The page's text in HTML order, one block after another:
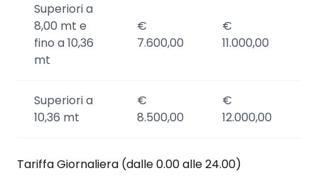
Superiori a
8,00 mt e
fino a 10,36
mt
€
7.600,00
€
11.000,00
Superiori a
10,36 mt
€
8.500,00
€
12.000,00
Tariffa Giornaliera (dalle 0.00 alle 24.00)